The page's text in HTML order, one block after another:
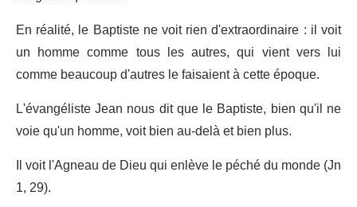
En réalité, le Baptiste ne voit rien d'extraordinaire : il voit
un homme comme tous les autres, qui vient vers lui
comme beaucoup d'autres le faisaient à cette époque.
L'évangéliste Jean nous dit que le Baptiste, bien qu'il ne
voie qu'un homme, voit bien au-delà et bien plus.
Il voit l'Agneau de Dieu qui enlève le péché du monde (Jn
1, 29).